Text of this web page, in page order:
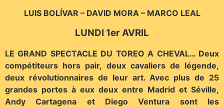
LUIS BOLÍVAR – DAVID MORA – MARCO LEAL
LUNDI 1er AVRIL
LE GRAND SPECTACLE DU TOREO A CHEVAL… Deux
compétiteurs hors pair, deux cavaliers de légende,
deux révolutionnaires de leur art. Avec plus de 25
grandes portes à eux deux entre Madrid et Séville,
Andy Cartagena et Diego Ventura sont les